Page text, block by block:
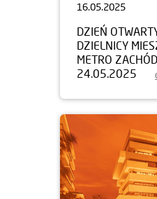
16.05.2025
DZIEŃ
DZIELNICY
METRO ZACHÓD
24.05.2025